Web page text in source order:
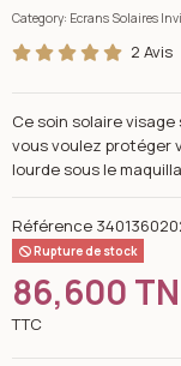
Category: Ecrans Solaires
2 Avis
Ce soin solaire
vous voulez protéger
lourde sous le
Référence
Rupture de stock
86,600
TTC